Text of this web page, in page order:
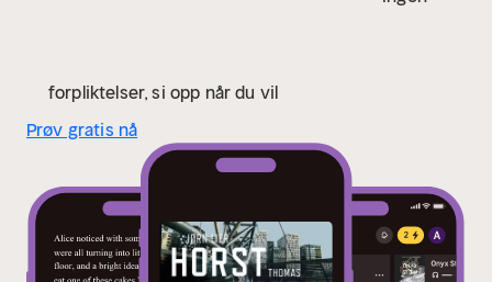
forpliktelser, si opp når du vil
Prøv gratis nå